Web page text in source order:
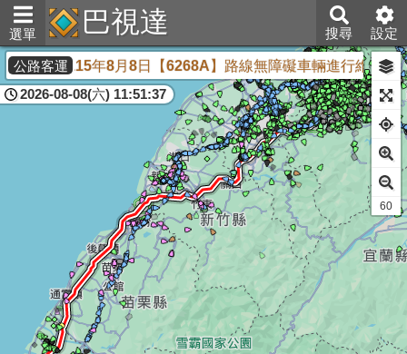
選單 巴視達 搜尋 設定
公路客運
客運】115年8月8日【6268A】路線無障礙車輛進行維修，
2026-08-08(六) 11:51:37
59